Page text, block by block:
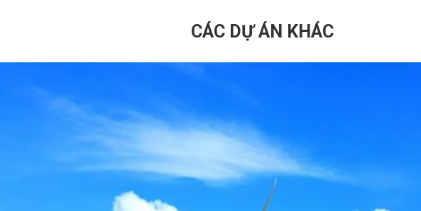
CÁC DỰ ÁN KHÁC